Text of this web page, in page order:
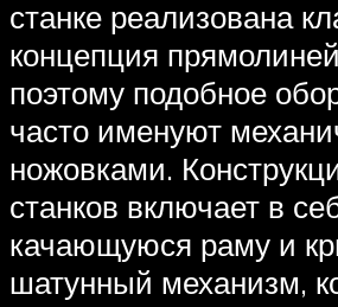
станке реализована
концепция
поэтому подобное
часто именуют
ножовками.
станков включает в
качающуюся раму и
шатунный механизм,